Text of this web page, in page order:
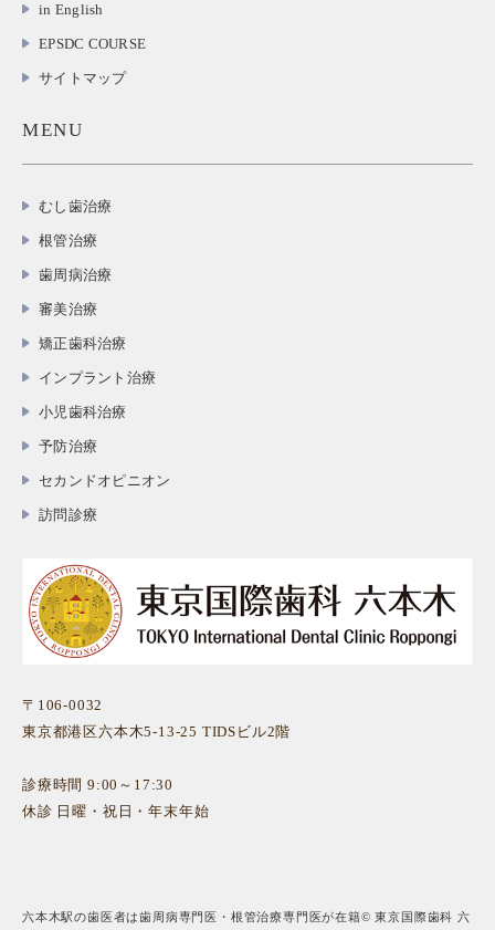
in English
EPSDC COURSE
サイトマップ
MENU
むし歯治療
根管治療
歯周病治療
審美治療
矯正歯科治療
インプラント治療
小児歯科治療
予防治療
セカンドオピニオン
訪問診療
〒106-0032
東京都港区六本木5-13-25 TIDSビル2階
診療時間 9:00～17:30
休診 日曜・祝日・年末年始
六本木駅の歯医者は歯周病専門医・根管治療専門医が在籍© 東京国際歯科 六